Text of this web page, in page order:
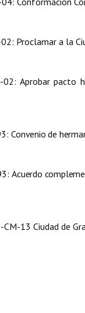
Proclamar a la
02: Aprobar pacto
Convenio de
Acuerdo
13 Ciudad de